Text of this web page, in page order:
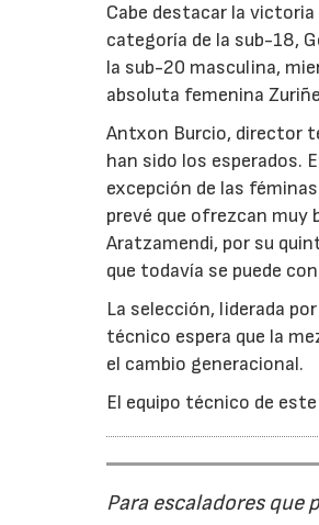
Cabe destacar la
categoría de la sub-18,
la sub-20 masculina,
absoluta femenina
Antxon Burcio, director
han sido los esperados.
excepción de las
prevé que ofrezcan muy
Aratzamendi, por su
que todavía se puede
La selección, liderada
técnico espera que la
el cambio generacional.
El equipo técnico de
Para escaladores que